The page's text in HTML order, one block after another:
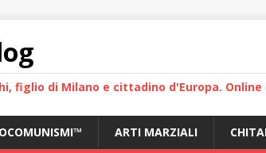
figlio di Milano e cittadino d'Europa. Online
ARTI MARZIALI